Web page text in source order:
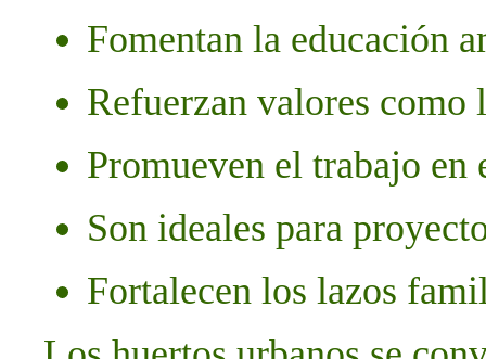
Fomentan la educación
Refuerzan valores como
Promueven el trabajo
Son ideales para
Fortalecen los lazos